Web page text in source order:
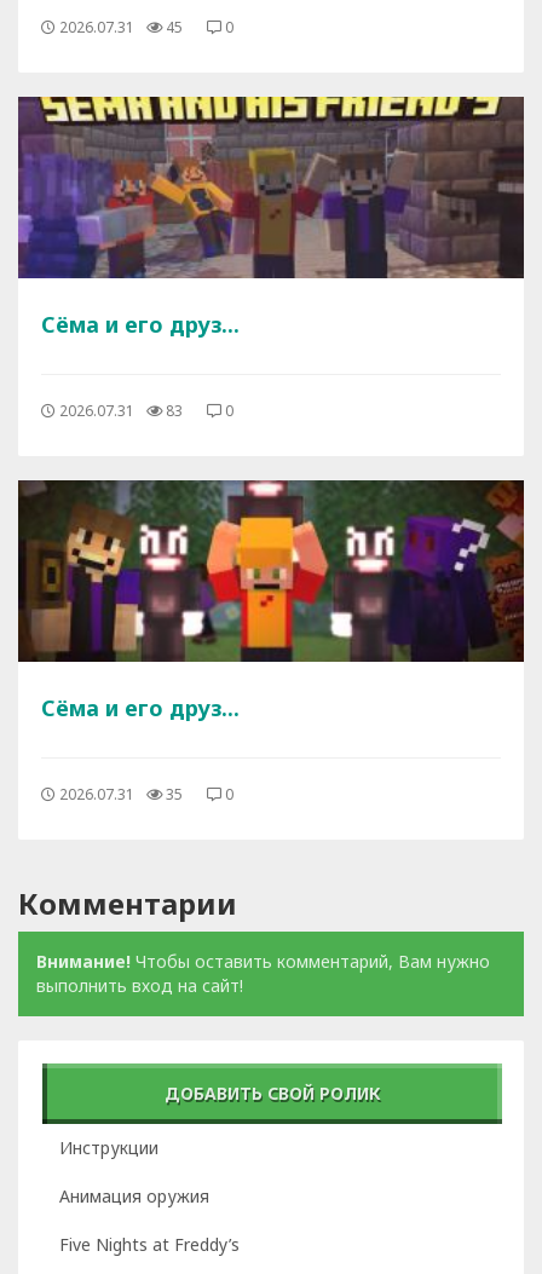
2026.07.31 45 0
Сёма и его друз...
2026.07.31 83 0
Сёма и его друз...
2026.07.31 35 0
Комментарии
Внимание! Чтобы оставить комментарий, Вам нужно
выполнить вход на сайт!
ДОБАВИТЬ СВОЙ РОЛИК
Инструкции
Анимация оружия
Five Nights at Freddy’s